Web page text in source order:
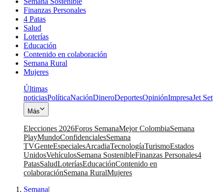
Finanzas Personales
4 Patas
Salud
Loterías
Educación
Contenido en colaboración
Semana Rural
Mujeres
Últimas
noticiasPolíticaNaciónDineroDeportesOpiniónImpresaJet Set
Más
Elecciones 2026Foros SemanaMejor ColombiaSemana
PlayMundoConfidencialesSemana
TVGenteEspecialesArcadiaTecnologíaTurismoEstados
UnidosVehículosSemana SostenibleFinanzas Personales4
PatasSaludLoteríasEducaciónContenido en
colaboraciónSemana RuralMujeres
Semana|